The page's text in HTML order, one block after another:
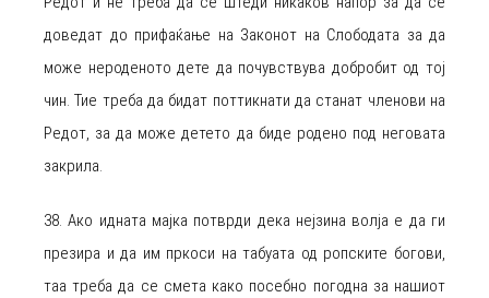
доведат до прифаќање на Законот на Слободата за да
може нероденото дете да почувствува добробит од тој
чин. Тие треба да бидат поттикнати да станат членови на
Редот, за да може детето да биде родено под неговата
закрила.
38. Ако идната мајка потврди дека нејзина волја е да ги
презира и да им пркоси на табуата од ропските богови,
таа треба да се смета како посебно погодна за нашиот